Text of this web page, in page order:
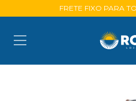
FRETE FIXO PARA